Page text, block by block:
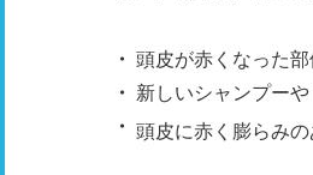
頭皮が赤くなった
新しいシャンプー
頭皮に赤く膨らみの